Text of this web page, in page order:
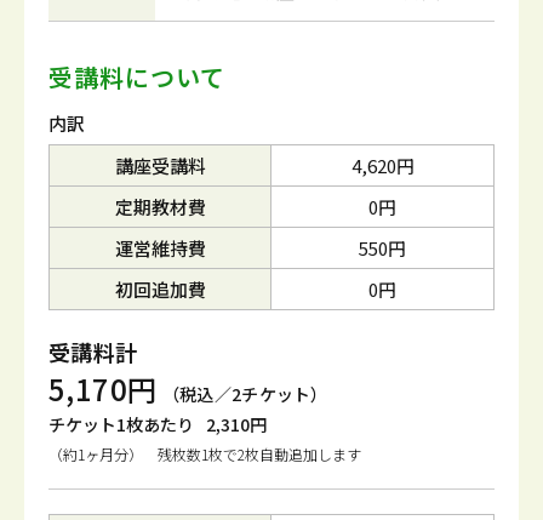
受講料について
内訳
講座受講料
4,620円
定期教材費
0円
運営維持費
550円
初回追加費
0円
受講料計
5,170円
（税込／2チケット）
チケット1枚あたり
2,310円
（約1ヶ月分） 残枚数1枚で2枚自動追加します